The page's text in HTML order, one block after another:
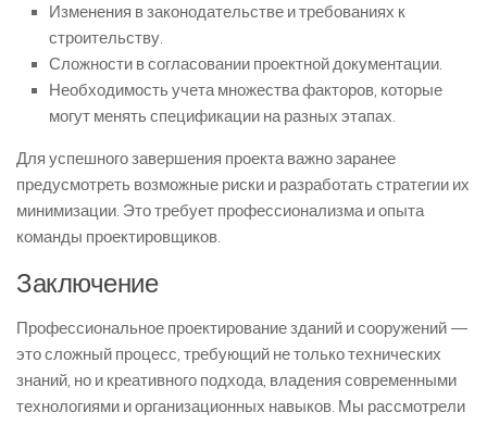
Изменения в законодательстве и требованиях к
строительству.
Сложности в согласовании проектной документации.
Необходимость учета множества факторов, которые
могут менять спецификации на разных этапах.
Для успешного завершения проекта важно заранее
предусмотреть возможные риски и разработать стратегии их
минимизации. Это требует профессионализма и опыта
команды проектировщиков.
Заключение
Профессиональное проектирование зданий и сооружений —
это сложный процесс, требующий не только технических
знаний, но и креативного подхода, владения современными
технологиями и организационных навыков. Мы рассмотрели